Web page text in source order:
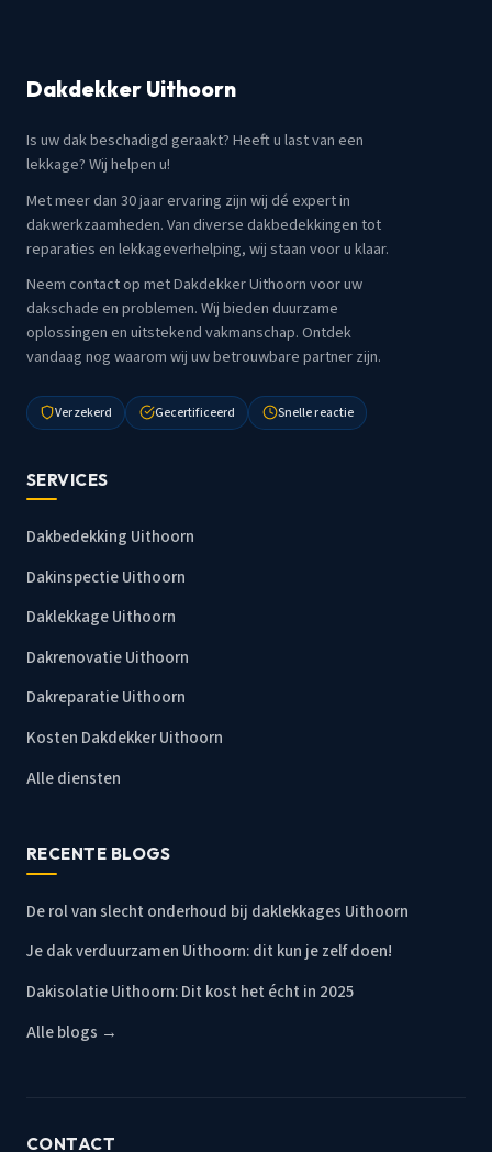
Dakdekker Uithoorn
Is uw dak beschadigd geraakt? Heeft u last van een
lekkage? Wij helpen u!
Met meer dan 30 jaar ervaring zijn wij dé expert in
dakwerkzaamheden. Van diverse dakbedekkingen tot
reparaties en lekkageverhelping, wij staan voor u klaar.
Neem contact op met Dakdekker Uithoorn voor uw
dakschade en problemen. Wij bieden duurzame
oplossingen en uitstekend vakmanschap. Ontdek
vandaag nog waarom wij uw betrouwbare partner zijn.
Verzekerd Gecertificeerd Snelle reactie
SERVICES
Dakbedekking Uithoorn
Dakinspectie Uithoorn
Daklekkage Uithoorn
Dakrenovatie Uithoorn
Dakreparatie Uithoorn
Kosten Dakdekker Uithoorn
Alle diensten
RECENTE BLOGS
De rol van slecht onderhoud bij daklekkages Uithoorn
Je dak verduurzamen Uithoorn: dit kun je zelf doen!
Dakisolatie Uithoorn: Dit kost het écht in 2025
Alle blogs →
CONTACT